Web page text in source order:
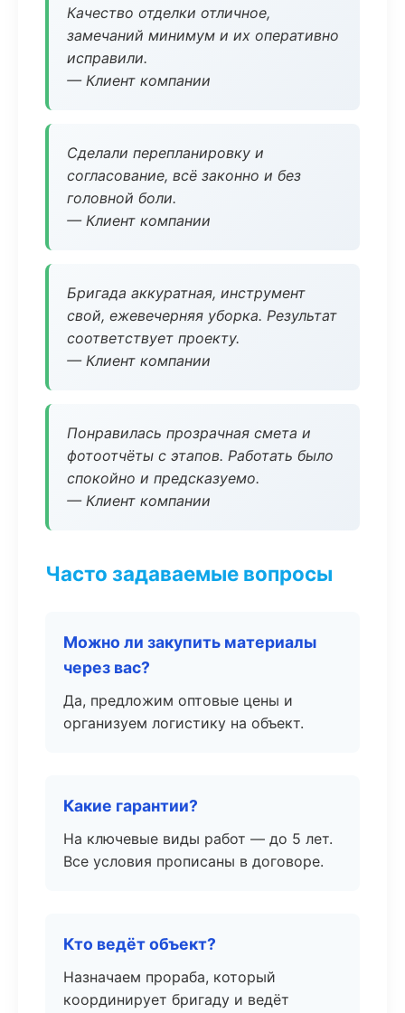
Качество отделки отличное,
замечаний минимум и их оперативно
исправили.
— Клиент компании
Сделали перепланировку и
согласование, всё законно и без
головной боли.
— Клиент компании
Бригада аккуратная, инструмент
свой, ежевечерняя уборка. Результат
соответствует проекту.
— Клиент компании
Понравилась прозрачная смета и
фотоотчёты с этапов. Работать было
спокойно и предсказуемо.
— Клиент компании
Часто задаваемые вопросы
Можно ли закупить материалы
через вас?
Да, предложим оптовые цены и
организуем логистику на объект.
Какие гарантии?
На ключевые виды работ — до 5 лет.
Все условия прописаны в договоре.
Кто ведёт объект?
Назначаем прораба, который
координирует бригаду и ведёт